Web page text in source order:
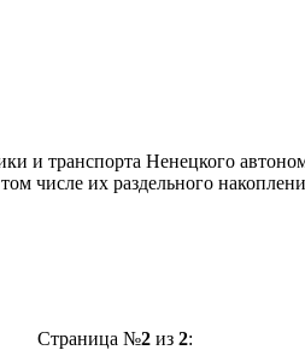
и транспорта Ненецкого
числе их раздельного
Страница №2из 2: